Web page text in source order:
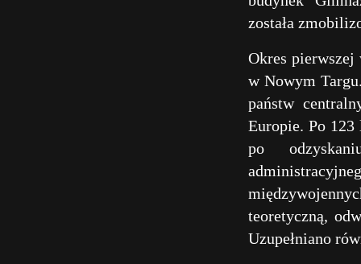
została
Okres pierwszej
w Nowym
państw
Europie. Po 123
po
teoretyczną,
Uzupełniano